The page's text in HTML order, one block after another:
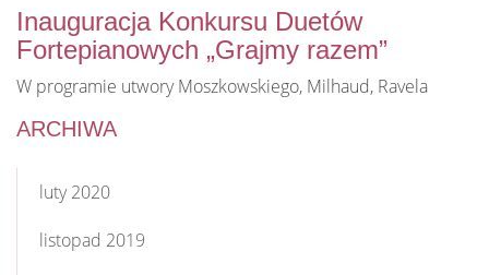
Inauguracja Konkursu Duetów
Fortepianowych „Grajmy razem”
W programie utwory Moszkowskiego, Milhaud, Ravela
ARCHIWA
luty 2020
listopad 2019